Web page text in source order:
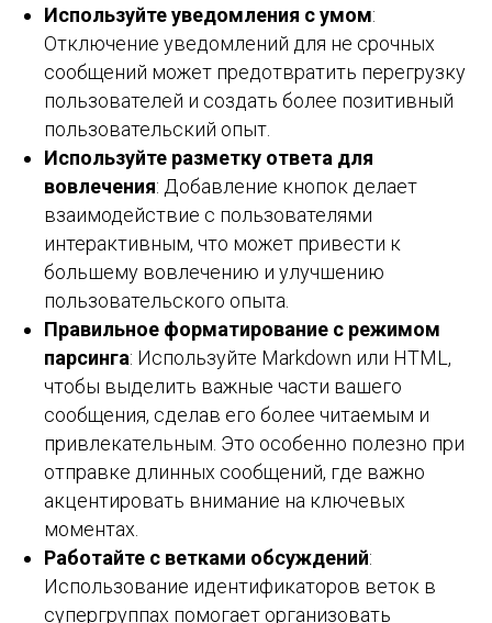
Используйте уведомления с умом:
Отключение уведомлений для не срочных
сообщений может предотвратить перегрузку
пользователей и создать более позитивный
пользовательский опыт.
Используйте разметку ответа для
вовлечения: Добавление кнопок делает
взаимодействие с пользователями
интерактивным, что может привести к
большему вовлечению и улучшению
пользовательского опыта.
Правильное форматирование с режимом
парсинга: Используйте Markdown или HTML,
чтобы выделить важные части вашего
сообщения, сделав его более читаемым и
привлекательным. Это особенно полезно при
отправке длинных сообщений, где важно
акцентировать внимание на ключевых
моментах.
Работайте с ветками обсуждений:
Использование идентификаторов веток в
супергруппах помогает организовать